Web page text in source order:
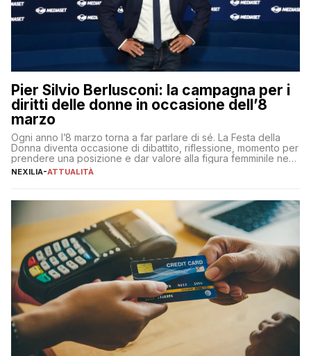
Pier Silvio Berlusconi: la campagna per i
diritti delle donne in occasione dell’8
marzo
Ogni anno l’8 marzo torna a far parlare di sé. La Festa della
Donna diventa occasione di dibattito, riflessione, momento per
prendere una posizione e dar valore alla figura femminile nella
sua complessità e crucialità. A lanciare un messaggio “forte e
NEXILIA-ATTUALITÀ